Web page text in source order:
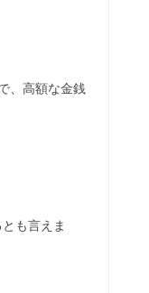
、高額な金銭
も言えま